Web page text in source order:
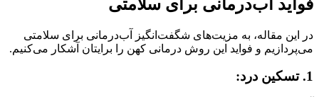
فواید آب‌درمانی برای سلامتی
در این مقاله، به مزیت‌های شگفت‌انگیز آب‌درمانی برای سلامتی
می‌پردازیم و فواید این روش درمانی کهن را برایتان آشکار می‌کنیم.
1. تسکین درد: